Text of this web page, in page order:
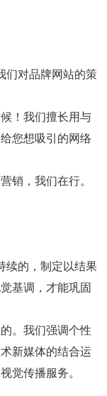
们对品牌网站的策
！我们擅长用与
您想吸引的网络
销，我们在行。
续的，制定以结果
基调，才能巩固
。我们强调个性
新媒体的结合运
觉传播服务。